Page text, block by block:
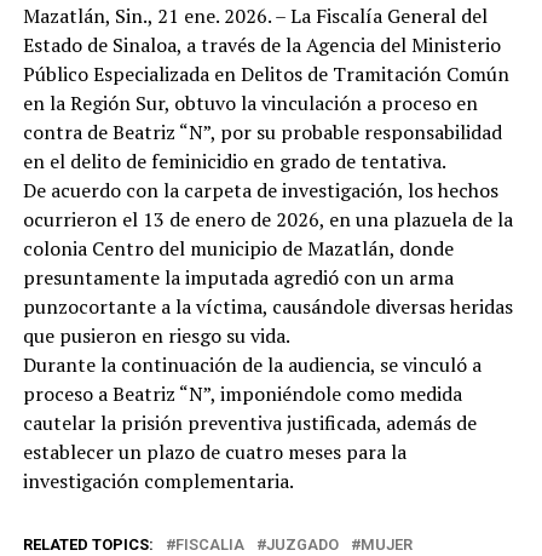
Mazatlán, Sin., 21 ene. 2026. – La Fiscalía General del
Estado de Sinaloa, a través de la Agencia del Ministerio
Público Especializada en Delitos de Tramitación Común
en la Región Sur, obtuvo la vinculación a proceso en
contra de Beatriz “N”, por su probable responsabilidad
en el delito de feminicidio en grado de tentativa.
De acuerdo con la carpeta de investigación, los hechos
ocurrieron el 13 de enero de 2026, en una plazuela de la
colonia Centro del municipio de Mazatlán, donde
presuntamente la imputada agredió con un arma
punzocortante a la víctima, causándole diversas heridas
que pusieron en riesgo su vida.
Durante la continuación de la audiencia, se vinculó a
proceso a Beatriz “N”, imponiéndole como medida
cautelar la prisión preventiva justificada, además de
establecer un plazo de cuatro meses para la
investigación complementaria.
RELATED TOPICS: FISCALIA JUZGADO
MUJER